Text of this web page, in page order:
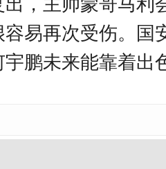
易再次受伤。
鹏未来能靠着